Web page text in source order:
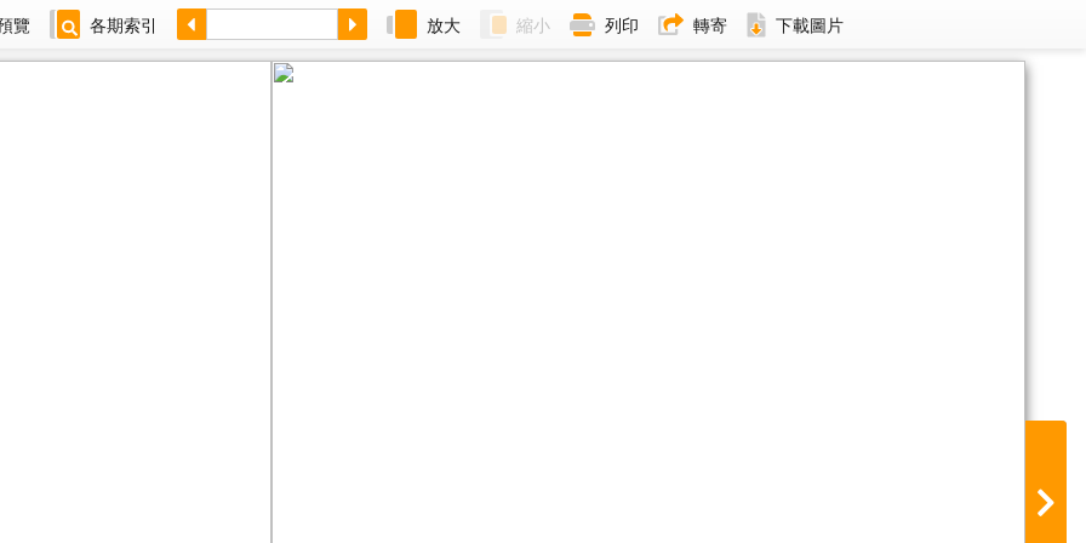
覽 各期索引 放大 縮小 列印 轉寄 下載圖片